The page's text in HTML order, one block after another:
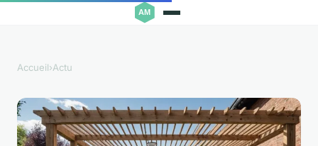
Accueil›Actu